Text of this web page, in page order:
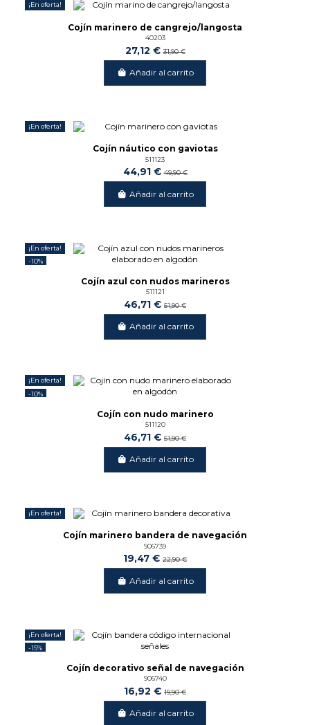
¡En oferta!
Cojín marinero de cangrejo/langosta
40203
27,12 €31,90 €
Añadir al carrito
¡En oferta!
Cojín náutico con gaviotas
511123
44,91 €49,90 €
Añadir al carrito
¡En oferta!
-10%
Cojín azul con nudos marineros
511121
46,71 € 51,90 €
Añadir al carrito
¡En oferta!
-10%
Cojín con nudo marinero
511120
46,71 € 51,90 €
Añadir al carrito
¡En oferta!
Cojín marinero bandera de navegación
906739
19,47 € 22,90 €
Añadir al carrito
¡En oferta!
-15%
Cojín decorativo señal de navegación
906740
16,92 € 19,90 €
Añadir al carrito